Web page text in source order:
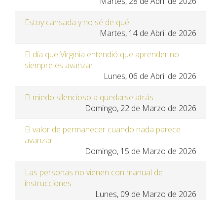
Estoy cansada y no sé de qué
Martes, 14 de Abril de 2026
El día que Virginia entendió que aprender no
siempre es avanzar
Lunes, 06 de Abril de 2026
El miedo silencioso a quedarse atrás
Domingo, 22 de Marzo de 2026
El valor de permanecer cuando nada parece
avanzar
Domingo, 15 de Marzo de 2026
Las personas no vienen con manual de
instrucciones
Lunes, 09 de Marzo de 2026